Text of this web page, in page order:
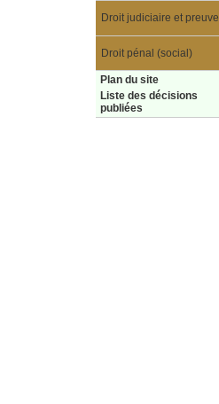
Droit judiciaire et preuve
Droit pénal (social)
Plan du site
Liste des décisions
publiées